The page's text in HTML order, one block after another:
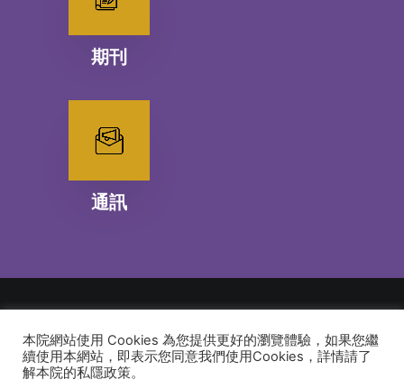
期刊
通訊
© 2026 建道神學院Alliance Bible Seminary. All rights reserved
本院網站使用 Cookies 為您提供更好的瀏覽體驗，如果您繼
續使用本網站，即表示您同意我們使用Cookies，詳情請了
解本院的私隱政策。